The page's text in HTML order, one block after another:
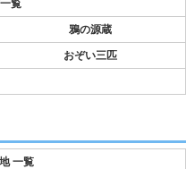
覧
鴉の源蔵
おぞい三匹
一覧